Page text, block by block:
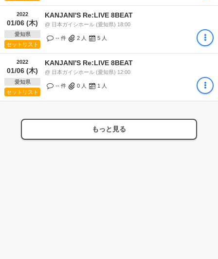
2022
01/06 (木)
愛知県
セットリスト
KANJANI'S Re:LIVE 8BEAT
@ 日本ガイシホール (愛知県) 18:00
-- 件 2 人 5 人
2022
01/06 (木)
愛知県
セットリスト
KANJANI'S Re:LIVE 8BEAT
@ 日本ガイシホール (愛知県) 12:00
-- 件 0 人 1 人
もっと見る